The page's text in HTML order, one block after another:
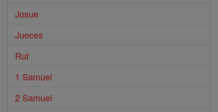
Josue
Jueces
Rut
1 Samuel
2 Samuel